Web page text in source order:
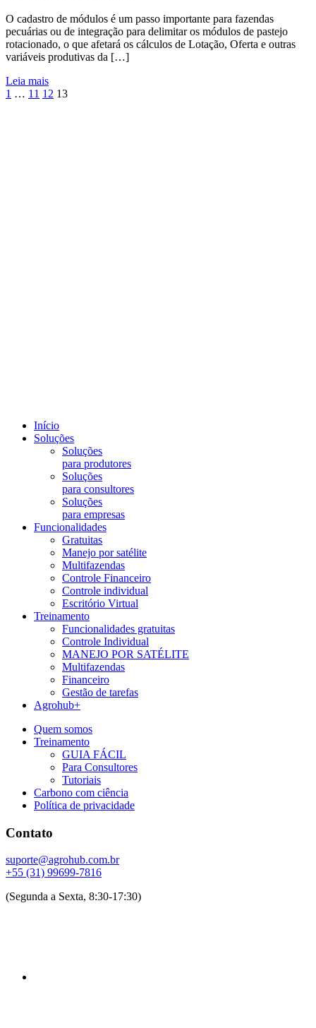
O cadastro de módulos é um passo importante para fazendas
pecuárias ou de integração para delimitar os módulos de pastejo
rotacionado, o que afetará os cálculos de Lotação, Oferta e outras
variáveis produtivas da […]
Leia mais
1 … 11 12 13
Início
Soluções
Soluções
para produtores
Soluções
para consultores
Soluções
para empresas
Funcionalidades
Gratuitas
Manejo por satélite
Multifazendas
Controle Financeiro
Controle individual
Escritório Virtual
Treinamento
Funcionalidades gratuitas
Controle Individual
MANEJO POR SATÉLITE
Multifazendas
Financeiro
Gestão de tarefas
Agrohub+
Quem somos
Treinamento
GUIA FÁCIL
Para Consultores
Tutoriais
Carbono com ciência
Política de privacidade
Contato
suporte@agrohub.com.br
+55 (31) 99699-7816
(Segunda a Sexta, 8:30-17:30)